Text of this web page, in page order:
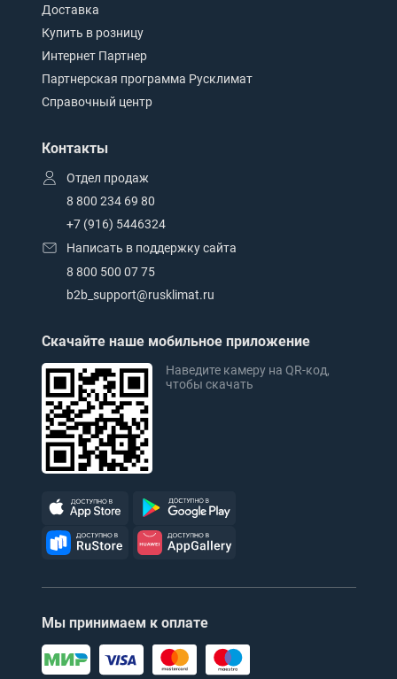
Доставка
Купить в розницу
Интернет Партнер
Партнерская программа Русклимат
Справочный центр
Контакты
Отдел продаж
8 800 234 69 80
+7 (916) 5446324
Написать в поддержку сайта
8 800 500 07 75
b2b_support@rusklimat.ru
Скачайте наше мобильное приложение
Наведите камеру на QR-код,
чтобы скачать
Мы принимаем к оплате